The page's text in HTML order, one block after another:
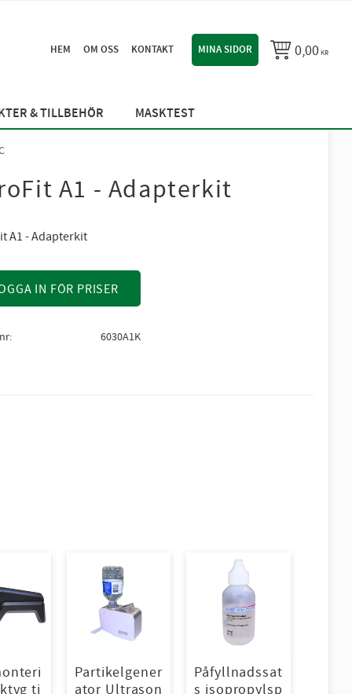
HEM OM OSS KONTAKT MINA SIDOR 0,00KR
& TILLBEHÖR MASKTEST
A1 - Adapterkit
A1 - Adapterkit
IN FÖR PRISER
6030A1K
ti
Partikelgener
ator Ultrason
Påfyllnadssat
s isopropylsp